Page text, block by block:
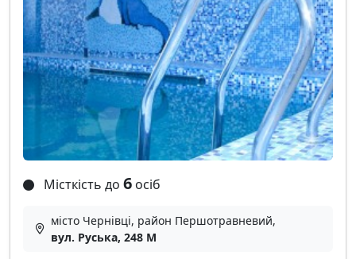
Місткість до 6 осіб
місто Чернівці, район Першотравневий,
вул. Руська, 248 М